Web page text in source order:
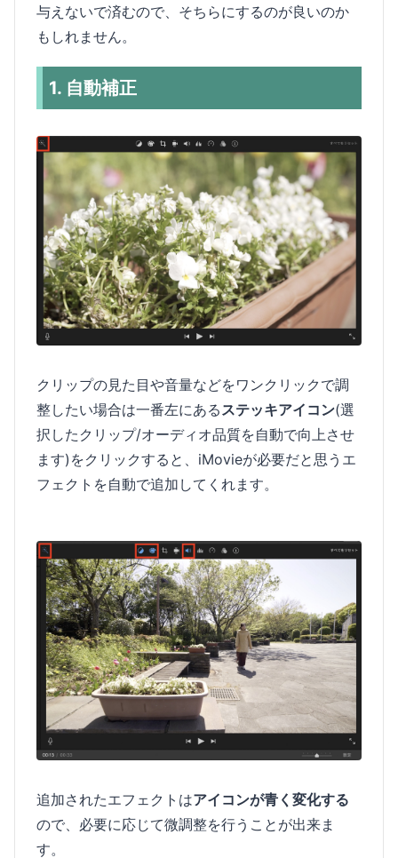
与えないで済むので、そちらにするのが良いのか
もしれません。
1. 自動補正
クリップの見た目や音量などをワンクリックで調
整したい場合は一番左にある ステッキアイコン(選
択したクリップ/オーディオ品質を自動で向上させ
ます)をクリックすると、iMovieが必要だと思うエ
フェクトを自動で追加してくれます。
追加されたエフェクトはアイコンが青く変化する
ので、必要に応じて微調整を行うことが出来ま
す。